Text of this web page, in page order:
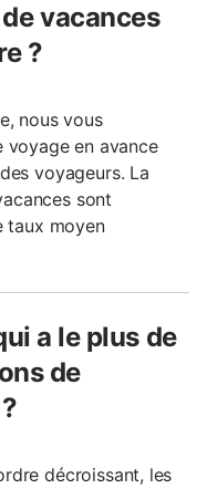
vacances
?
nous vous
voyage en avance
voyageurs. La
sont
taux moyen
a le plus de
de
décroissant, les